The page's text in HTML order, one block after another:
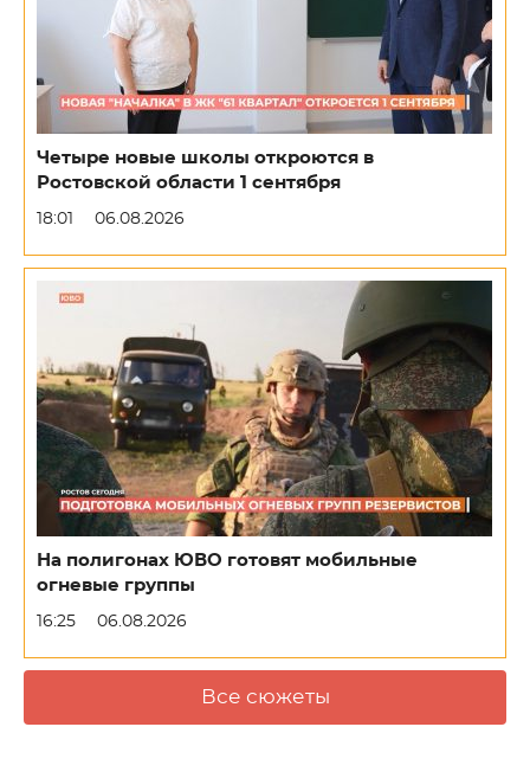
Четыре новые школы откроются в
Ростовской области 1 сентября
18:01 06.08.2026
На полигонах ЮВО готовят мобильные
огневые группы
16:25 06.08.2026
Все сюжеты